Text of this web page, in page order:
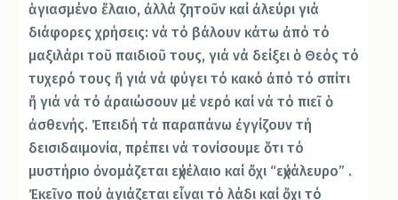
ἁγιασμένο ἔλαιο, ἀλλά ζητοῦν καί ἀλεύρι γιά
διάφορες χρήσεις: νά τό βάλουν κάτω ἀπό τό
μαξιλάρι τοῦ παιδιοῦ τους, γιά νά δείξει ὁ Θεός τό
τυχερό τους ἤ γιά νά φύγει τό κακό ἀπό τό σπίτι
ἤ γιά νά τό ἀραιώσουν μέ νερό καί νά τό πιεῖ ὁ
ἀσθενής. Ἐπειδή τά παραπάνω ἐγγίζουν τή
δεισιδαιμονία, πρέπει νά τονίσουμε ὅτι τό
μυστήριο ὀνομάζεται εὐχέλαιο καί ὄχι “εὐχάλευρο” .
Ἐκεῖνο πού ἁγιάζεται εἶναι τό λάδι καί ὄχι τό